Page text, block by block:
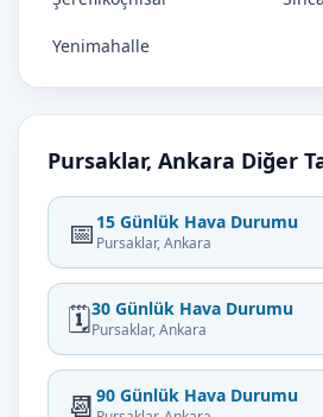
Yenimahalle
Pursaklar, Ankara Diğer
📅 15 Günlük Hava Durumu
Pursaklar, Ankara
🗓️30 Günlük Hava Durumu
Pursaklar, Ankara
📆 90 Günlük Hava Durumu